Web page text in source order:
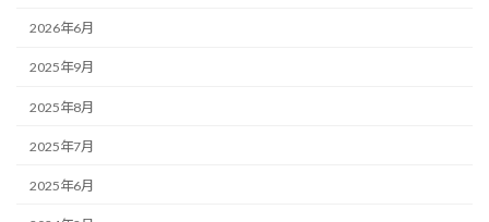
2026年6月
2025年9月
2025年8月
2025年7月
2025年6月